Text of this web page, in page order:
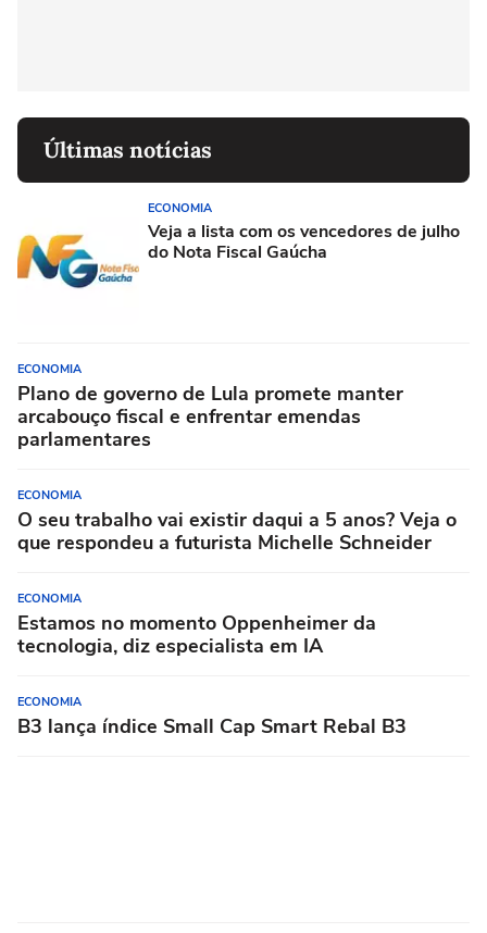
Últimas notícias
ECONOMIA
Veja a lista com os vencedores de julho
do Nota Fiscal Gaúcha
ECONOMIA
Plano de governo de Lula promete manter
arcabouço fiscal e enfrentar emendas
parlamentares
ECONOMIA
O seu trabalho vai existir daqui a 5 anos? Veja o
que respondeu a futurista Michelle Schneider
ECONOMIA
Estamos no momento Oppenheimer da
tecnologia, diz especialista em IA
ECONOMIA
B3 lança índice Small Cap Smart Rebal B3